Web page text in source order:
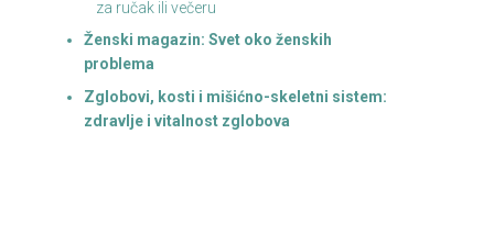
za ručak ili večeru
Ženski magazin: Svet oko ženskih
problema
Zglobovi, kosti i mišićno-skeletni sistem:
zdravlje i vitalnost zglobova